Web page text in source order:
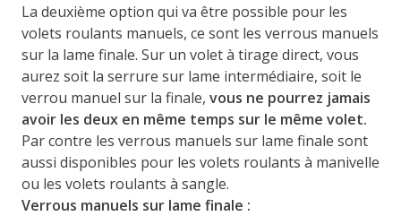
La deuxième option qui va être possible pour les
volets roulants manuels, ce sont les verrous manuels
sur la lame finale. Sur un volet à tirage direct, vous
aurez soit la serrure sur lame intermédiaire, soit le
verrou manuel sur la finale, vous ne pourrez jamais
avoir les deux en même temps sur le même volet.
Par contre les verrous manuels sur lame finale sont
aussi disponibles pour les volets roulants à manivelle
ou les volets roulants à sangle.
Verrous manuels sur lame finale :